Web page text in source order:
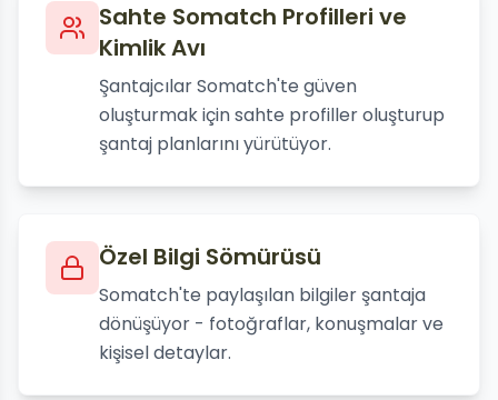
Sahte Somatch Profilleri ve
Kimlik Avı
Şantajcılar Somatch'te güven
oluşturmak için sahte profiller oluşturup
şantaj planlarını yürütüyor.
Özel Bilgi Sömürüsü
Somatch'te paylaşılan bilgiler şantaja
dönüşüyor - fotoğraflar, konuşmalar ve
kişisel detaylar.